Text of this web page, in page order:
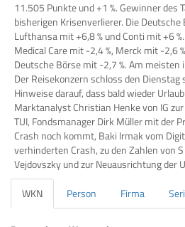
11.505 Punkte und +1 %. Gewinner des
bisherigen Krisenverlierer. Die Deutsche
Lufthansa mit +6,8 % und Conti mit +6
Medical Care mit -2,4 %, Merck mit -2,6
Deutsche Börse mit -2,7 %. Am meisten
Der Reisekonzern schloss den Dienstag
Hinweise darauf, dass bald wieder
Marktanalyst Christian Henke von IG
TUI, Fondsmanager Dirk Müller mit der
Crash noch kommt, Baki Irmak vom
verhinderten Crash, zu den Zahlen von
Vejdovszky und zur Neuausrichtung der
WKN
Person Firma